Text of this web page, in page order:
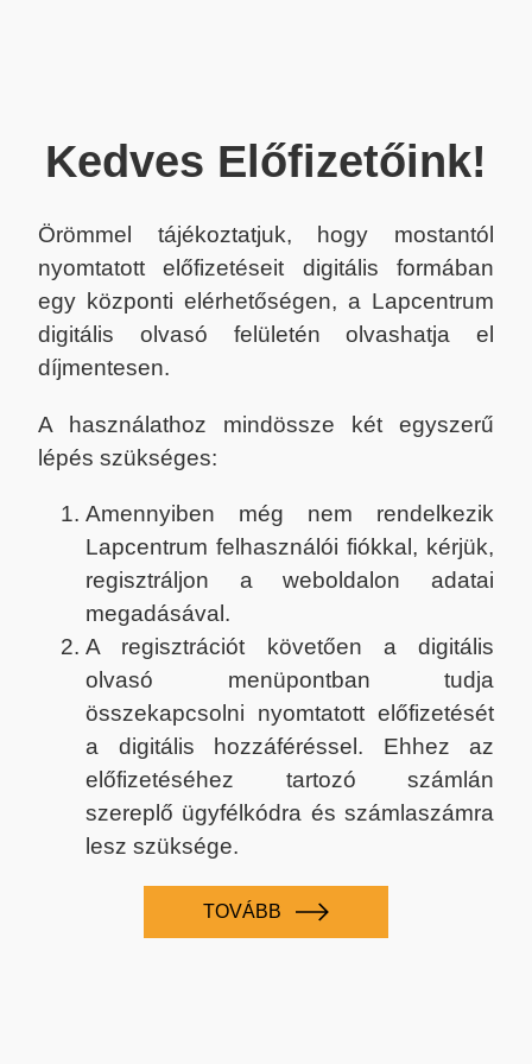
Kedves Előfizetőink!
Örömmel tájékoztatjuk, hogy mostantól
nyomtatott előfizetéseit digitális formában
egy központi elérhetőségen, a Lapcentrum
digitális olvasó felületén olvashatja el
díjmentesen.
A használathoz mindössze két egyszerű
lépés szükséges:
Amennyiben még nem rendelkezik
Lapcentrum felhasználói fiókkal, kérjük,
regisztráljon a weboldalon adatai
megadásával.
A regisztrációt követően a digitális
olvasó menüpontban tudja
összekapcsolni nyomtatott előfizetését
a digitális hozzáféréssel. Ehhez az
előfizetéséhez tartozó számlán
szereplő ügyfélkódra és számlaszámra
lesz szüksége.
TOVÁBB